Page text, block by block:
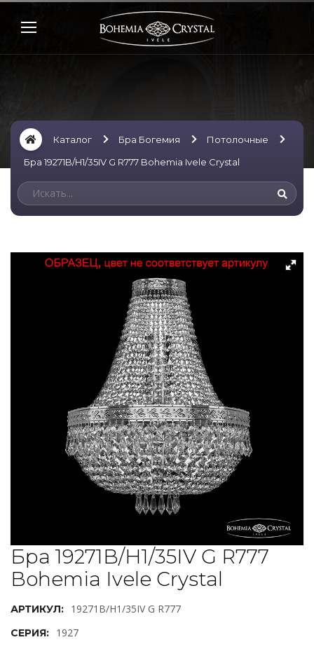
Каталог Бра Богемия
Потолочные
Бра 19271B/H1/35IV G R777 Bohemia Ivele Crystal
Бра 19271B/H1/35IV G R777
Bohemia Ivele Crystal
АРТИКУЛ: 19271B/H1/35IV G R777
СЕРИЯ: 1927